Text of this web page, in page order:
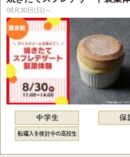
08月30日(日)～